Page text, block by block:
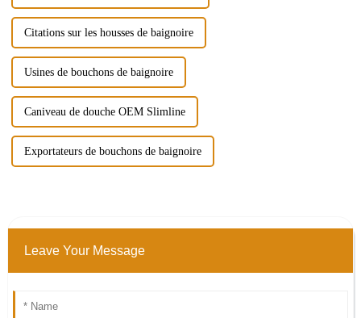
Citations sur les housses de baignoire
Usines de bouchons de baignoire
Caniveau de douche OEM Slimline
Exportateurs de bouchons de baignoire
Leave Your Message